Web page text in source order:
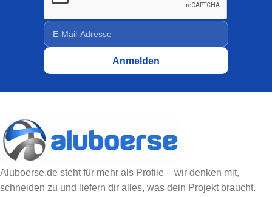
Aluboerse.de steht für mehr als Profile – wir denken mit,
schneiden zu und liefern dir alles, was dein Projekt braucht.